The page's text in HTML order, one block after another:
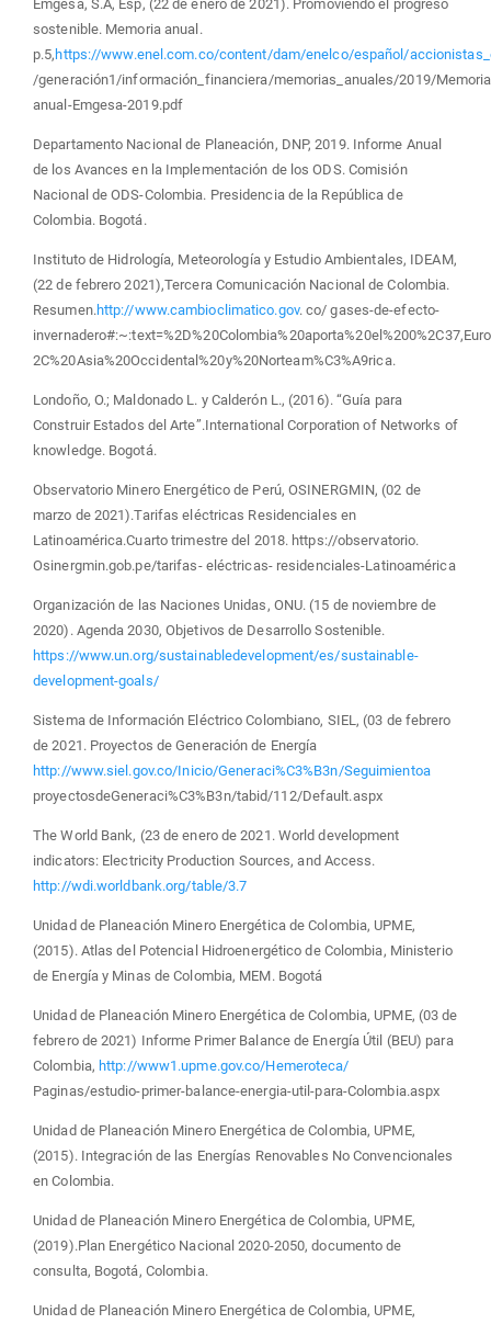
Emgesa, S.A, Esp, (22 de enero de 2021). Promoviendo el progreso
sostenible. Memoria anual.
p.5,https://www.enel.com.co/content/dam/enelco/español/
/generación1/información_financiera/memorias_anuales/2019/
anual-Emgesa-2019.pdf
Departamento Nacional de Planeación, DNP, 2019. Informe Anual
de los Avances en la Implementación de los ODS. Comisión
Nacional de ODS-Colombia. Presidencia de la República de
Colombia. Bogotá.
Instituto de Hidrología, Meteorología y Estudio Ambientales, IDEAM,
(22 de febrero 2021),Tercera Comunicación Nacional de Colombia.
Resumen.http://www.cambioclimatico.gov. co/ gases-de-efecto-
2C%20Asia%20Occidental%20y%20Norteam%C3%A9rica.
Londoño, O.; Maldonado L. y Calderón L., (2016). “Guía para
Construir Estados del Arte”.International Corporation of Networks of
knowledge. Bogotá.
Observatorio Minero Energético de Perú, OSINERGMIN, (02 de
marzo de 2021).Tarifas eléctricas Residenciales en
Latinoamérica.Cuarto trimestre del 2018. https://observatorio.
Osinergmin.gob.pe/tarifas- eléctricas- residenciales-Latinoamérica
Organización de las Naciones Unidas, ONU. (15 de noviembre de
2020). Agenda 2030, Objetivos de Desarrollo Sostenible.
https://www.un.org/sustainabledevelopment/es/sustainable-
development-goals/
Sistema de Información Eléctrico Colombiano, SIEL, (03 de febrero
de 2021. Proyectos de Generación de Energía
http://www.siel.gov.co/Inicio/Generaci%C3%B3n/Seguimientoa
proyectosdeGeneraci%C3%B3n/tabid/112/Default.aspx
The World Bank, (23 de enero de 2021. World development
indicators: Electricity Production Sources, and Access.
http://wdi.worldbank.org/table/3.7
Unidad de Planeación Minero Energética de Colombia, UPME,
(2015). Atlas del Potencial Hidroenergético de Colombia, Ministerio
de Energía y Minas de Colombia, MEM. Bogotá
Unidad de Planeación Minero Energética de Colombia, UPME, (03 de
febrero de 2021) Informe Primer Balance de Energía Útil (BEU) para
Colombia, http://www1.upme.gov.co/Hemeroteca/
Paginas/estudio-primer-balance-energia-util-para-Colombia.aspx
Unidad de Planeación Minero Energética de Colombia, UPME,
(2015). Integración de las Energías Renovables No Convencionales
en Colombia.
Unidad de Planeación Minero Energética de Colombia, UPME,
(2019).Plan Energético Nacional 2020-2050, documento de
consulta, Bogotá, Colombia.
Unidad de Planeación Minero Energética de Colombia, UPME,